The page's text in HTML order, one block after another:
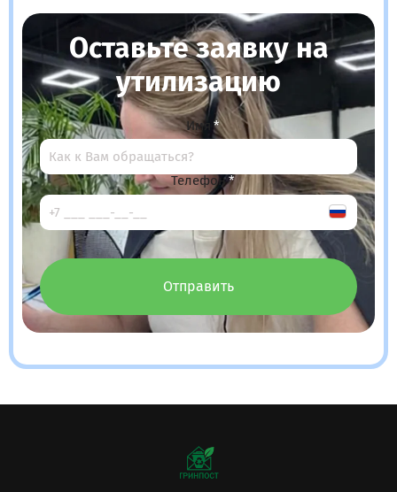
Оставьте заявку на
утилизацию
Имя
Телефон
Отправить